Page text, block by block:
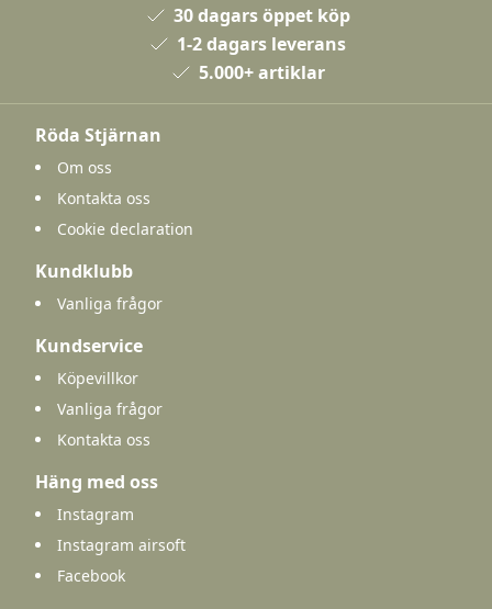
30 dagars öppet köp
1-2 dagars leverans
5.000+ artiklar
Röda Stjärnan
Om oss
Kontakta oss
Cookie declaration
Kundklubb
Vanliga frågor
Kundservice
Köpevillkor
Vanliga frågor
Kontakta oss
Häng med oss
Instagram
Instagram airsoft
Facebook